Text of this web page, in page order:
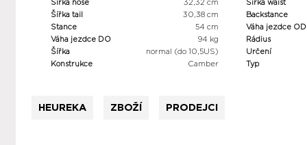
Šířka nose
32,32 cm Šířka waist
Šířka tail
30,38 cm Backstance
Stance
54 cm Váha jezdce OD
Váha jezdce DO
94 kg Rádius
Šířka
normal (do 10,5US) Určení
Konstrukce
Camber Typ
HEUREKA ZBOŽÍ PRODEJCI